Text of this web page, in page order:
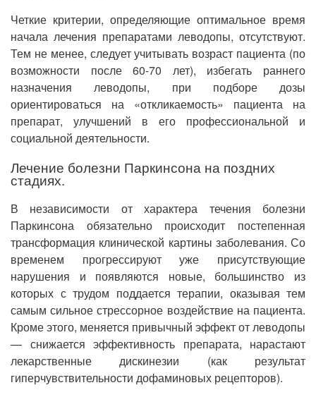
Четкие критерии, определяющие оптимальное время
начала лечения препаратами леводопы, отсутствуют.
Тем не менее, следует учитывать возраст пациента (по
возможности после 60-70 лет), избегать раннего
назначения леводопы, при подборе дозы
ориентироваться на «откликаемость» пациента на
препарат, улучшений в его профессиональной и
социальной деятельности.
Лечение болезни Паркинсона на поздних
стадиях.
В независимости от характера течения болезни
Паркинсона обязательно происходит постепенная
трансформация клинической картины заболевания. Со
временем прогрессируют уже присутствующие
нарушения и появляются новые, большинство из
которых с трудом поддается терапии, оказывая тем
самым сильное стрессорное воздействие на пациента.
Кроме этого, меняется привычный эффект от леводопы
— снижается эффективность препарата, нарастают
лекарственные дискинезии (как результат
гиперчувствительности дофаминовых рецепторов).